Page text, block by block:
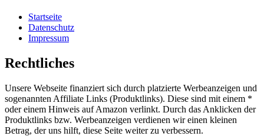
Startseite
Datenschutz
Impressum
Rechtliches
Unsere Webseite finanziert sich durch platzierte Werbeanzeigen und
sogenannten Affiliate Links (Produktlinks). Diese sind mit einem *
oder einem Hinweis auf Amazon verlinkt. Durch das Anklicken der
Produktlinks bzw. Werbeanzeigen verdienen wir einen kleinen
Betrag, der uns hilft, diese Seite weiter zu verbessern.